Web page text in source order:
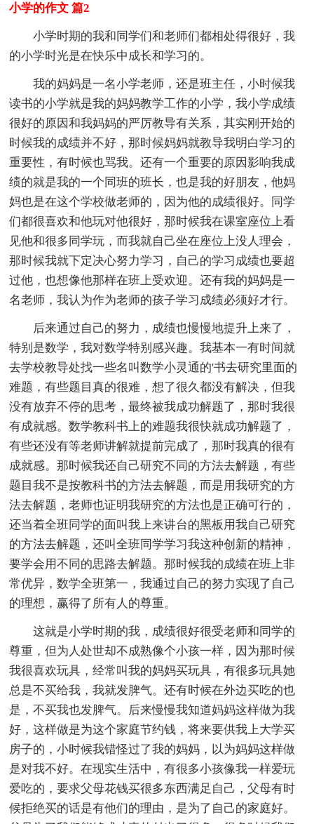
小学的作文 篇2
小学时期的我和同学们和老师们都相处得很好，我
的小学时光是在快乐中成长和学习的。
我的妈妈是一名小学老师，还是班主任，小时候我
读书的小学就是我的妈妈教学工作的小学，我小学成绩
很好的原因和我妈妈的严厉教导有关系，其实刚开始的
时候我的成绩并不好，那时候妈妈就教导我明白学习的
重要性，有时候也骂我。还有一个重要的原因影响我成
绩的就是我的一个同班的班长，也是我的好朋友，他妈
妈也是在这个学校做老师的，因为他的成绩很好。同学
们都很喜欢和他玩对他很好，那时候我在课室座位上看
见他和很多同学玩，而我就自己坐在座位上没人理会，
那时候我就下定决心努力学习，自己的学习成绩也要超
过他，也想像他那样在班上受欢迎。还有我的妈妈是一
名老师，我认为作为老师的孩子学习成绩必须好才行。
后来通过自己的努力，成绩也慢慢地提升上来了，
特别是数学，我对数学特别感兴趣。我基本一有时间就
去学校教导处找一些名叫数学小灵通的'书去研究里面的
难题，有些题目真的很难，想了很久都没有解决，但我
没有放弃不停的思考，最终被我成功解题了，那时我很
有成就感。数学教科书上的难题我很快就成功解题了，
有些还没有等老师讲解就提前完成了，那时我真的很有
成就感。那时候我还自己研究不同的方法去解题，有些
题目我不是按教科书的方法去解题，而是用我研究的方
法去解题，老师也证明我研究的方法也是正确可行的，
还当着全班同学的面叫我上来讲台的黑板用我自己研究
的方法去解题，还叫全班同学学习我这种创新的精神，
要学会用不同的思路去解题。那时候我的成绩在班上非
常优异，数学全班第一，我通过自己的努力实现了自己
的理想，赢得了所有人的尊重。
这就是小学时期的我，成绩很好很受老师和同学的
尊重，但为人处世却不成熟像个小孩一样，因为那时候
我很喜欢玩具，经常叫我的妈妈买玩具，有很多玩具她
总是不买给我，我就发脾气。还有时候在外边买吃的也
是，不买我也发脾气。后来慢慢我知道妈妈这样做为我
好，这样做是为这个家庭节约钱，将来要供我上大学买
房子的，小时候我错怪过了我的妈妈，以为妈妈这样做
是对我不好。在现实生活中，有很多小孩像我一样爱玩
爱吃的，要求父母花钱买很多东西满足自己，父母有时
候拒绝买的话是有他们的理由，是为了自己的家庭好。